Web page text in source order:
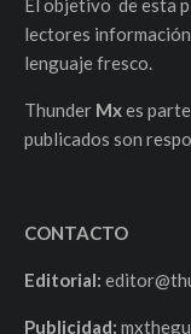
El objetivo de esta
lectores
lenguaje fresco.
Thunder Mxes
publicados son
CONTACTO
Editorial:
Publicidad: